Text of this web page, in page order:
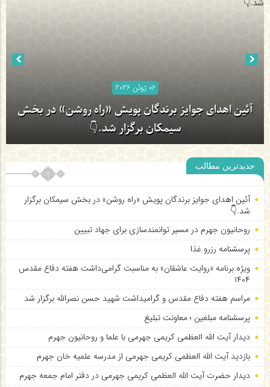
06 ژوئن 2026
آئین اهدای جوایز برندگان پویش «راه روشن» در بخش
سیمکان برگزار شد.👇
06 ژوئن 2026
روحانیون جهرم در مسیر توانمندسازی برای جهاد تبیین
جدیدترین مطالب
آئین اهدای جوایز برندگان پویش «راه روشن» در بخش سیمکان برگزار
شد.👇
روحانیون جهرم در مسیر توانمندسازی برای جهاد تبیین
پرسشنامه رزرو غذا
ویژه برنامه «روایت عاشقان» به مناسبت گرامی‌داشت هفته دفاع مقدس
۱۴۰۴
مراسم هفته دفاع مقدس و گرامیداشت شهید حسن نصرالله برگزار شد
پرسشنامه مبلغین ؛ معاونت تبلیغ
دیدار آیت الله العظمی کریمی جهرمی با علما و روحانیون جهرم
بازدید آیت الله العظمی کریمی جهرمی از مدرسه علمیه خان جهرم
دیدار حضرت آیت الله العظمی کریمی جهرمی در دفتر امام جمعه جهرم